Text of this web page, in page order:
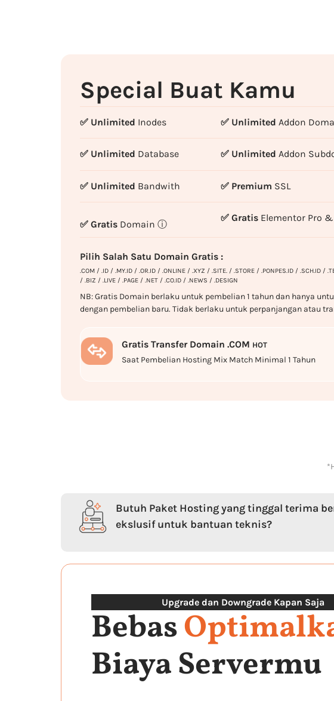
Special Buat Kamu
✅ Unlimited Inodes ✅ Unlimited Addon
✅ Unlimited Database ✅ Unlimited Addon
✅ Unlimited Bandwith ✅ Premium SSL
✅ Gratis Domain ⓘ
✅ Gratis Elementor Pro
Pilih Salah Satu Domain Gratis :
.COM / .ID / .MY.ID / .OR.ID / .ONLINE / .XYZ / .SITE. / .STORE / .PONPES.ID / .SCH.ID /
/ .BIZ / .LIVE / .PAGE / .NET / .CO.ID / .NEWS / .DESIGN
NB: Gratis Domain berlaku untuk pembelian 1 tahun dan hanya
dengan pembelian baru. Tidak berlaku untuk perpanjangan atau
Gratis Transfer Domain .COM HOT
Saat Pembelian Hosting Mix Match Minimal 1 Tahun
Butuh Paket Hosting yang tinggal terima
ekslusif untuk bantuan teknis?
Upgrade dan Downgrade Kapan Saja
Bebas
Biaya Servermu